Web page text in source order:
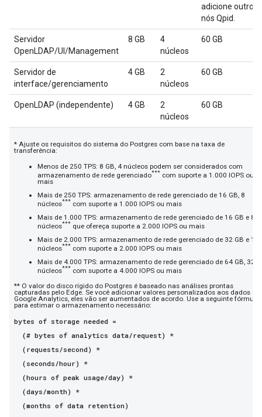
adicione outros
nós Qpid.
Servidor
OpenLDAP/UI/Management
8 GB
4
núcleos
60 GB
Servidor de
interface/gerenciamento
4 GB
2
núcleos
60 GB
OpenLDAP (independente) 4 GB
2
núcleos
60 GB
* Ajuste os requisitos do sistema do Postgres com base na taxa de
transferência:
Menos de 250 TPS: 8 GB, 4 núcleos podem ser considerados com
armazenamento de rede gerenciado*** com suporte a 1.000 IOPS ou
mais
Mais de 250 TPS: armazenamento de rede gerenciado de 16 GB, 8
núcleos*** com suporte a 1.000 IOPS ou mais
Mais de 1.000 TPS: armazenamento de rede gerenciado de 16 GB e 8
núcleos*** que ofereça suporte a 2.000 IOPS ou mais
Mais de 2.000 TPS: armazenamento de rede gerenciado de 32 GB e 16
núcleos*** com suporte a 2.000 IOPS ou mais
Mais de 4.000 TPS: armazenamento de rede gerenciado de 64 GB, 32
núcleos*** com suporte a 4.000 IOPS ou mais
** O valor do disco rígido do Postgres é baseado nas análises prontas
capturadas pelo Edge. Se você adicionar valores personalizados aos dados do
Google Analytics, eles vão ser aumentados de acordo. Use a seguinte fórmula
para estimar o armazenamento necessário:
bytes of storage needed =
(# bytes of analytics data/request) *
(requests/second) *
(seconds/hour) *
(hours of peak usage/day) *
(days/month) *
(months of data retention)